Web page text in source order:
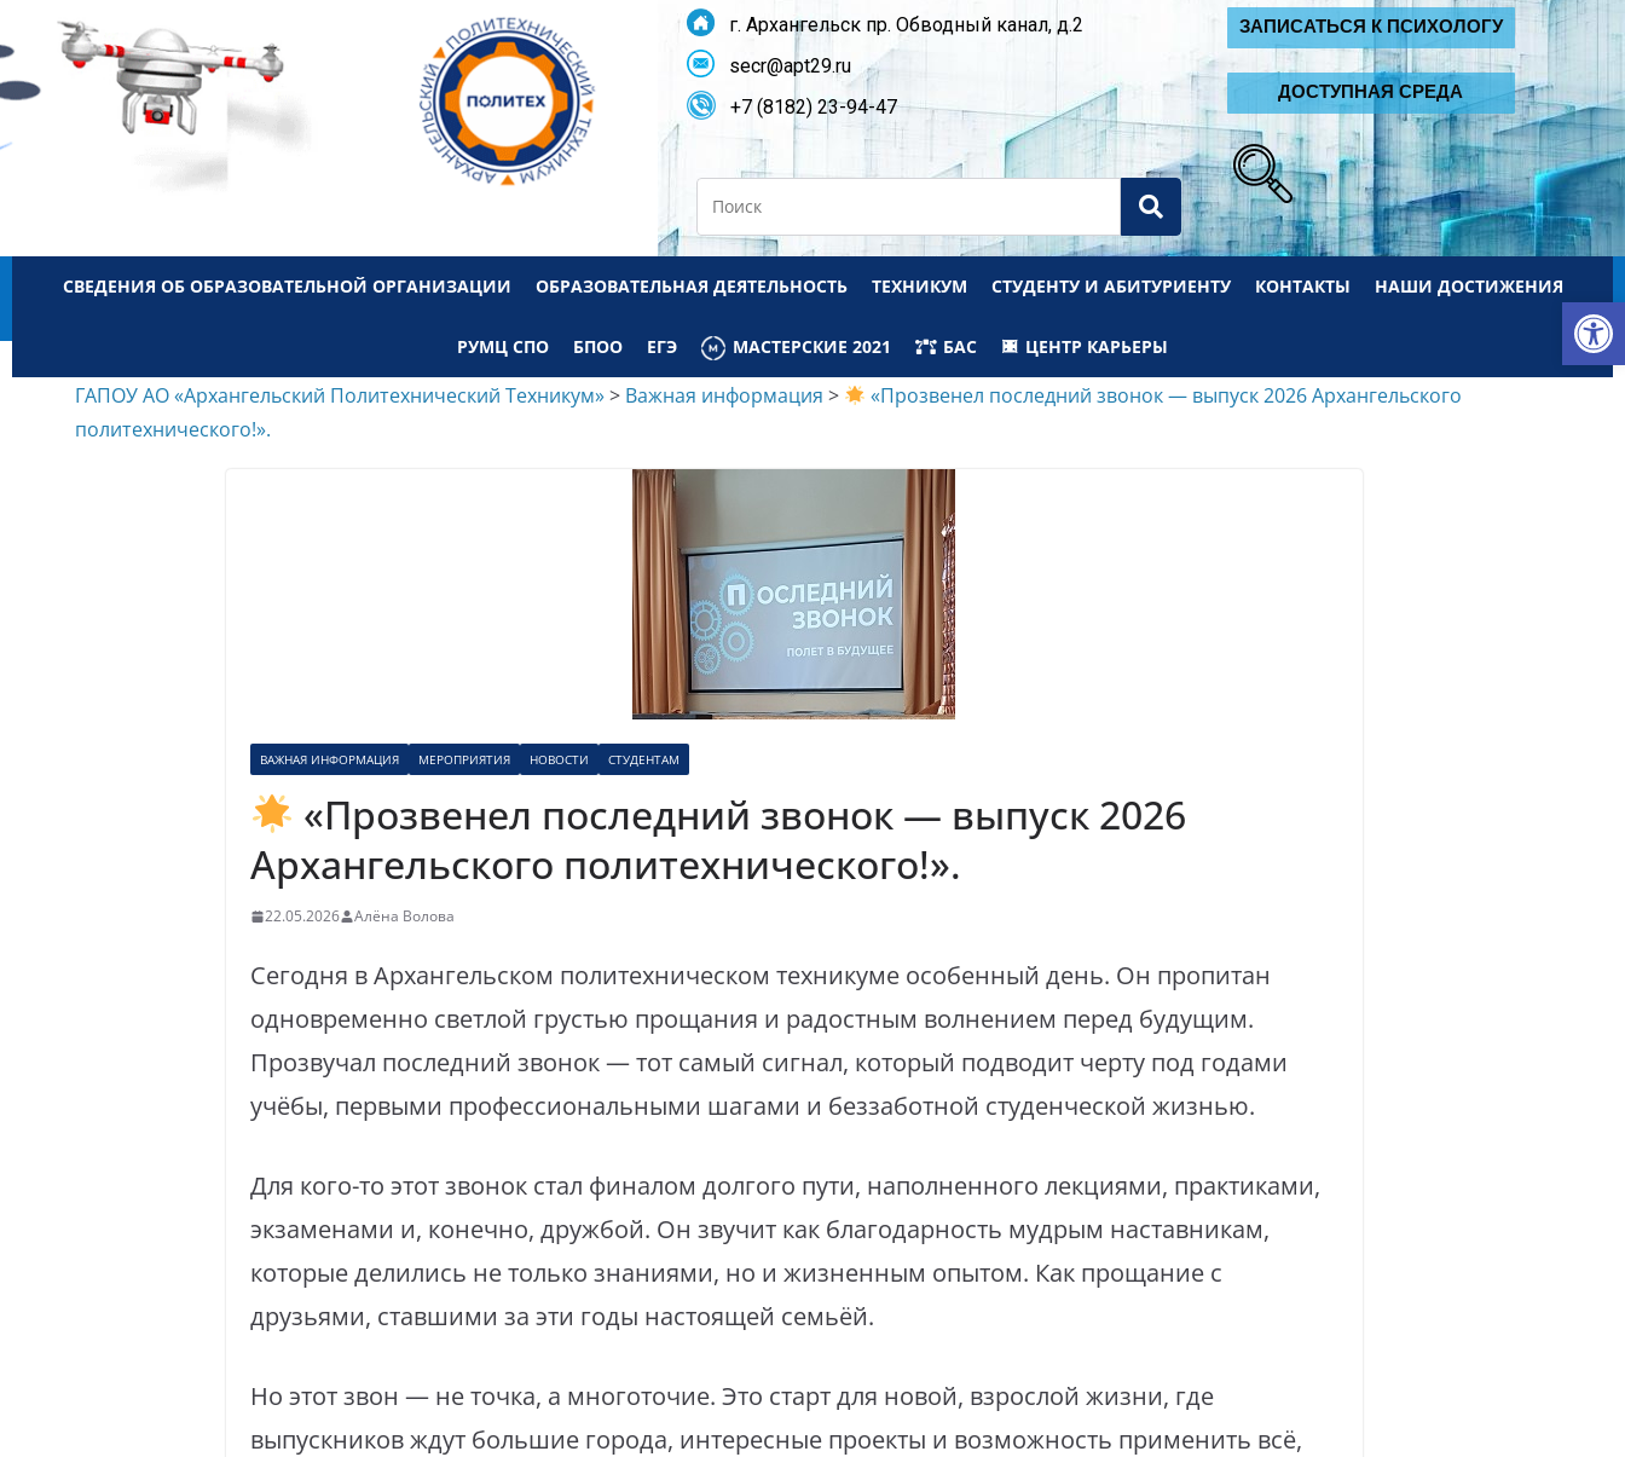
г. Архангельск пр. Обводный канал, д.2
secr@apt29.ru
+7 (8182) 23-94-47
ЗАПИСАТЬСЯ К ПСИХОЛОГУ
ДОСТУПНАЯ СРЕДА
СВЕДЕНИЯ ОБ ОБРАЗОВАТЕЛЬНОЙ ОРГАНИЗАЦИИ ОБРАЗОВАТЕЛЬНАЯ ДЕЯТЕЛЬНОСТЬ ТЕХНИКУМ СТУДЕНТУ И АБИТУРИЕНТУ КОНТАКТЫ НАШИ ДОСТИЖЕНИЯ
РУМЦ СПО БПОО ЕГЭ МАСТЕРСКИЕ 2021 БАС ЦЕНТР КАРЬЕРЫ
ГАПОУ АО «Архангельский Политехнический Техникум»> Важная информация >
«Прозвенел последний звонок — выпуск 2026 Архангельского
политехнического!».
ВАЖНАЯ ИНФОРМАЦИЯ МЕРОПРИЯТИЯ НОВОСТИ СТУДЕНТАМ
«Прозвенел последний звонок — выпуск 2026
Архангельского политехнического!».
22.05.2026 Алёна Волова
Сегодня в Архангельском политехническом техникуме особенный день. Он пропитан
одновременно светлой грустью прощания и радостным волнением перед будущим.
Прозвучал последний звонок — тот самый сигнал, который подводит черту под годами
учёбы, первыми профессиональными шагами и беззаботной студенческой жизнью.
Для кого-то этот звонок стал финалом долгого пути, наполненного лекциями, практиками,
экзаменами и, конечно, дружбой. Он звучит как благодарность мудрым наставникам,
которые делились не только знаниями, но и жизненным опытом. Как прощание с
друзьями, ставшими за эти годы настоящей семьёй.
Но этот звон — не точка, а многоточие. Это старт для новой, взрослой жизни, где
выпускников ждут большие города, интересные проекты и возможность применить всё,